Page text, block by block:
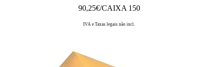
90,25€/CAIXA 150
IVA e Taxas legais não incl.